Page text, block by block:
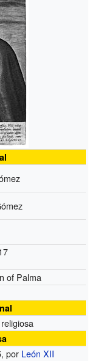
of Palma
por León XII